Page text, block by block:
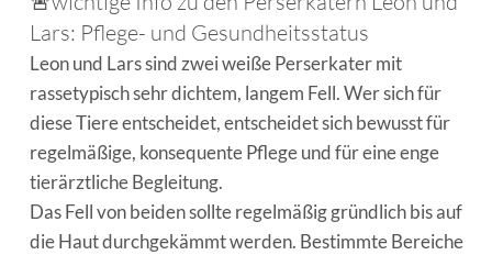
Lars: Pflege- und Gesundheitsstatus
Leon und Lars sind zwei weiße Perserkater mit
rassetypisch sehr dichtem, langem Fell. Wer sich für
diese Tiere entscheidet, entscheidet sich bewusst für
regelmäßige, konsequente Pflege und für eine enge
tierärztliche Begleitung.
Das Fell von beiden sollte regelmäßig gründlich bis auf
die Haut durchgekämmt werden. Bestimmte Bereiche